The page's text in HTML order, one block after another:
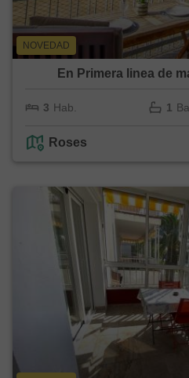
NOVEDAD
En Primera linea de
3 Hab. 1
Roses